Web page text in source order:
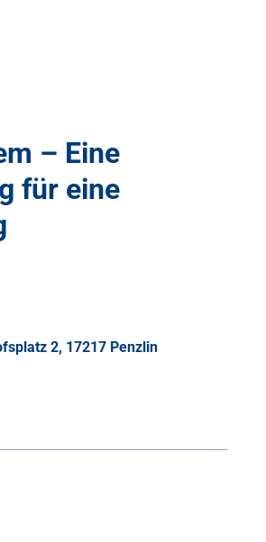
– Eine
für eine
2, 17217 Penzlin